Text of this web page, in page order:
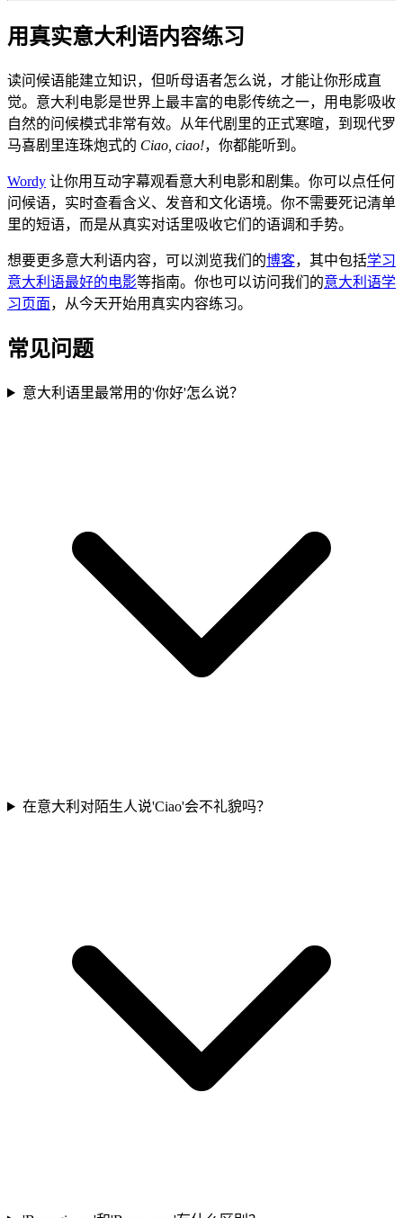
用真实意大利语内容练习
读问候语能建立知识，但听母语者怎么说，才能让你形成直
觉。意大利电影是世界上最丰富的电影传统之一，用电影吸收
自然的问候模式非常有效。从年代剧里的正式寒暄，到现代罗
马喜剧里连珠炮式的 Ciao, ciao!，你都能听到。
Wordy 让你用互动字幕观看意大利电影和剧集。你可以点任何
问候语，实时查看含义、发音和文化语境。你不需要死记清单
里的短语，而是从真实对话里吸收它们的语调和手势。
想要更多意大利语内容，可以浏览我们的博客，其中包括学习
意大利语最好的电影等指南。你也可以访问我们的意大利语学
习页面，从今天开始用真实内容练习。
常见问题
意大利语里最常用的'你好'怎么说？
在意大利对陌生人说'Ciao'会不礼貌吗？